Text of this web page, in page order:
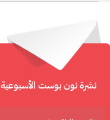
نشرة نون بوست الأسبوعية